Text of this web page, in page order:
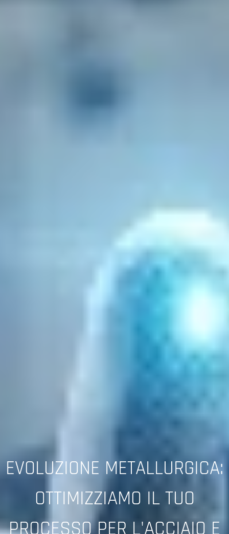
EVOLUZIONE METALLURGICA:
OTTIMIZZIAMO IL TUO
PROCESSO PER L'ACCIAIO E